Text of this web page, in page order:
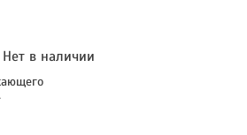
Нет в наличии